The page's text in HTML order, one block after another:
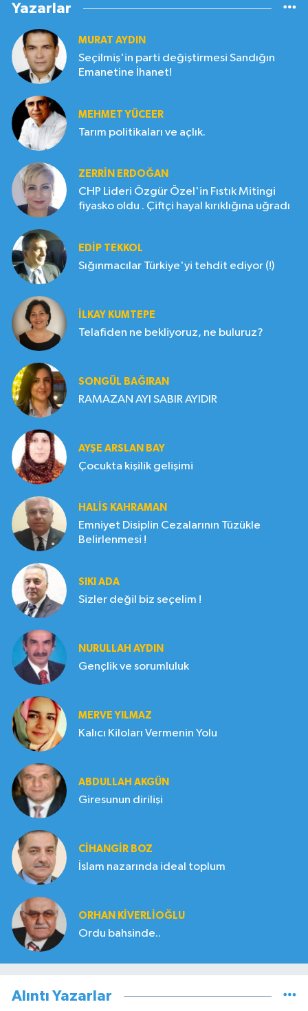
Yazarlar
MURAT AYDIN
Seçilmiş'in parti değiştirmesi Sandığın
Emanetine İhanet!
MEHMET YÜCEER
Tarım politikaları ve açlık.
ZERRIN ERDOĞAN
CHP Lideri Özgür Özel'in Fıstık Mitingi
fiyasko oldu . Çiftçi hayal kırıklığına uğradı
EDIP TEKKOL
Sığınmacılar Türkiye'yi tehdit ediyor (!)
İLKAY KUMTEPE
Telafiden ne bekliyoruz, ne buluruz?
SONGÜL BAĞIRAN
RAMAZAN AYI SABIR AYIDIR
AYŞE ARSLAN BAY
Çocukta kişilik gelişimi
HALIS KAHRAMAN
Emniyet Disiplin Cezalarının Tüzükle
Belirlenmesi !
SIKI ADA
Sizler değil biz seçelim !
NURULLAH AYDIN
Gençlik ve sorumluluk
MERVE YILMAZ
Kalıcı Kiloları Vermenin Yolu
ABDULLAH AKGÜN
Giresunun dirilişi
CIHANGIR BOZ
İslam nazarında ideal toplum
ORHAN KIVERLIOĞLU
Ordu bahsinde..
Alıntı Yazarlar